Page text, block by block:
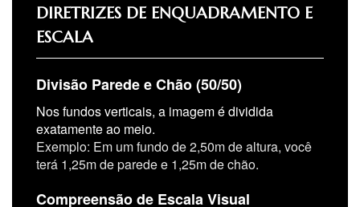
DIRETRIZES DE ENQUADRAMENTO E
ESCALA
Divisão Parede e Chão (50/50)
Nos fundos verticais, a imagem é dividida
exatamente ao meio.
Exemplo: Em um fundo de 2,50m de altura, você
terá 1,25m de parede e 1,25m de chão.
Compreensão de Escala Visual